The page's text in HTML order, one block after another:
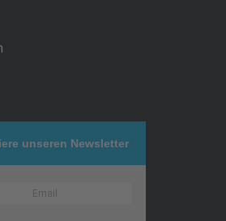
unseren Newsletter